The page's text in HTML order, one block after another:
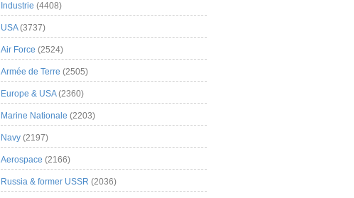
Industrie (4408)
USA(3737)
Air Force (2524)
Armée de Terre (2505)
Europe & USA(2360)
Marine Nationale (2203)
Navy (2197)
Aerospace (2166)
Russia & former USSR (2036)